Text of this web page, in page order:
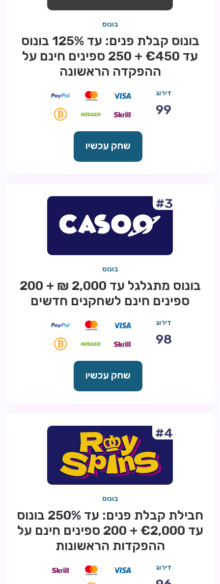
טיפים
בונוס
בונוס קבלת פנים: עד 125% בונוס
עד €450 + 250 ספינים חינם על
ההפקדה הראשונה
דירוג
99
שחק עכשיו
#3
בונוס
בונוס מתגלגל עד 2,000 ₪ + 200
ספינים חינם לשחקנים חדשים
דירוג
98
שחק עכשיו
#4
בונוס
חבילת קבלת פנים: עד 250% בונוס
עד €2,000 + 200 ספינים חינם על
ההפקדות הראשונות
דירוג